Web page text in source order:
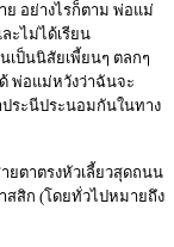
ย อย่างไรก็ตาม พ่อแม่
ะไม่ได้เรียน
เป็นนิสัยเพี้ยนๆ ตลกๆ
พ่อแม่หวังว่าฉันจะ
ระนีประนอมกันในทาง
ตาตรงหัวเลี้ยวสุดถนน
สิก (โดยทั่วไปหมายถึง